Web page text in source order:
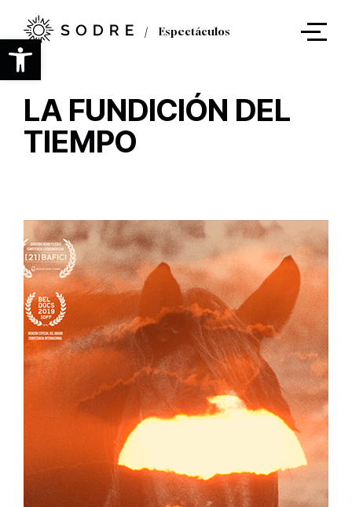
Abrir barra de herramientas
contenido
principal
Espectáculos
LA FUNDICIÓN DEL
TIEMPO